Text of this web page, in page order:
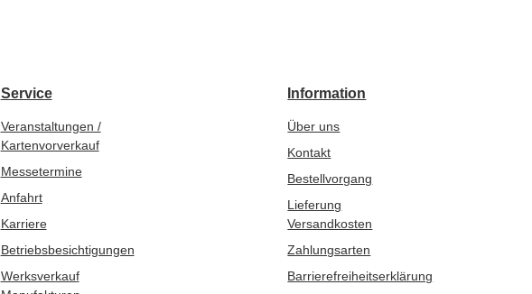
Service
Veranstaltungen /
Kartenvorverkauf
Messetermine
Anfahrt
Karriere
Betriebsbesichtigungen
Werksverkauf
Information
Über uns
Kontakt
Bestellvorgang
Lieferung
Versandkosten
Zahlungsarten
Barrierefreiheitserklärung